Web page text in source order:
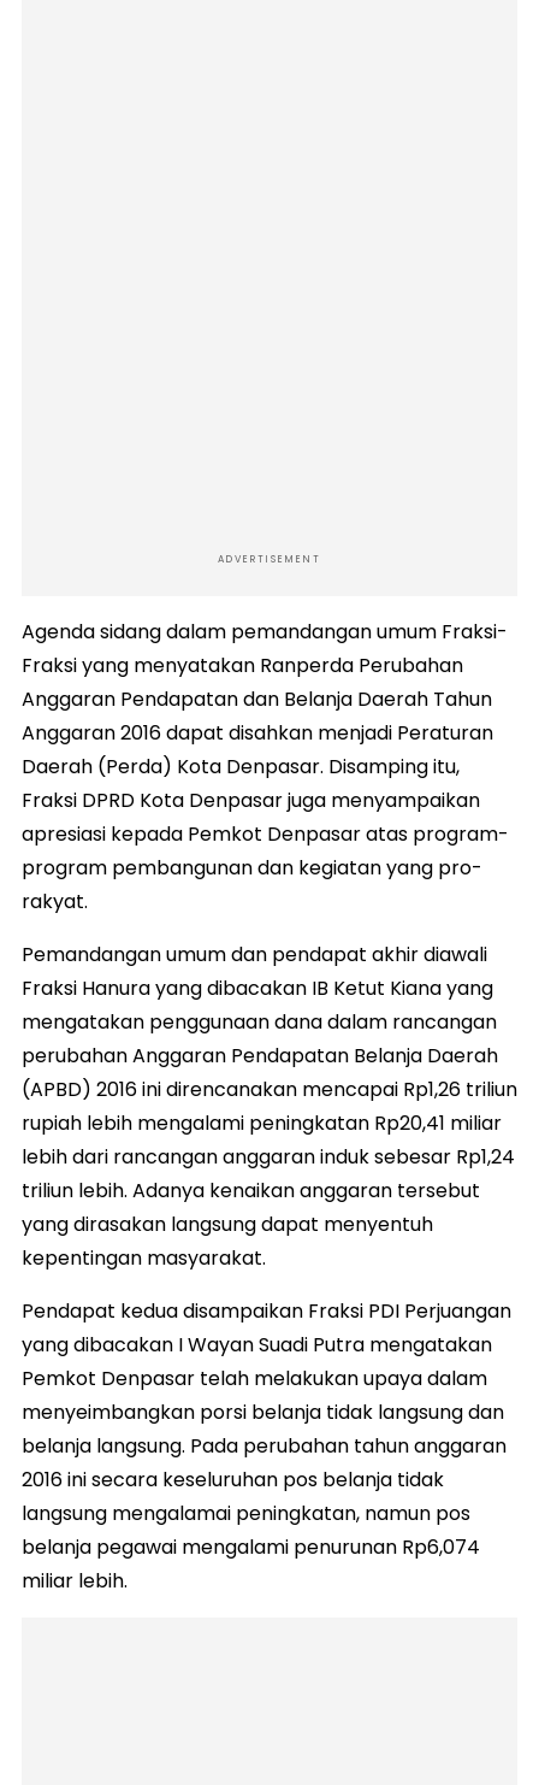
ADVERTISEMENT
Agenda sidang dalam pemandangan umum Fraksi-
Fraksi yang menyatakan Ranperda Perubahan
Anggaran Pendapatan dan Belanja Daerah Tahun
Anggaran 2016 dapat disahkan menjadi Peraturan
Daerah (Perda) Kota Denpasar. Disamping itu,
Fraksi DPRD Kota Denpasar juga menyampaikan
apresiasi kepada Pemkot Denpasar atas program-
program pembangunan dan kegiatan yang pro-
rakyat.
Pemandangan umum dan pendapat akhir diawali
Fraksi Hanura yang dibacakan IB Ketut Kiana yang
mengatakan penggunaan dana dalam rancangan
perubahan Anggaran Pendapatan Belanja Daerah
(APBD) 2016 ini direncanakan mencapai Rp1,26 triliun
rupiah lebih mengalami peningkatan Rp20,41 miliar
lebih dari rancangan anggaran induk sebesar Rp1,24
triliun lebih. Adanya kenaikan anggaran tersebut
yang dirasakan langsung dapat menyentuh
kepentingan masyarakat.
Pendapat kedua disampaikan Fraksi PDI Perjuangan
yang dibacakan I Wayan Suadi Putra mengatakan
Pemkot Denpasar telah melakukan upaya dalam
menyeimbangkan porsi belanja tidak langsung dan
belanja langsung. Pada perubahan tahun anggaran
2016 ini secara keseluruhan pos belanja tidak
langsung mengalamai peningkatan, namun pos
belanja pegawai mengalami penurunan Rp6,074
miliar lebih.